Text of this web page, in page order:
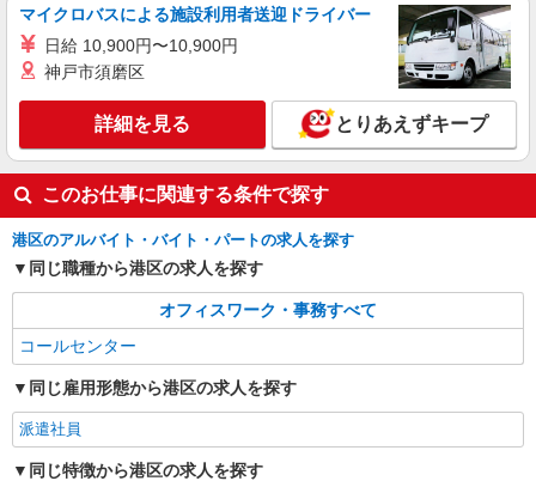
マイクロバスによる施設利用者送迎ドライバー
日給 10,900円〜10,900円
神戸市須磨区
詳細を見る とりあえずキープ
このお仕事に関連する条件で探す
港区のアルバイト・バイト・パートの求人を探す
同じ職種から港区の求人を探す
オフィスワーク・事務すべて
コールセンター
同じ雇用形態から港区の求人を探す
派遣社員
同じ特徴から港区の求人を探す